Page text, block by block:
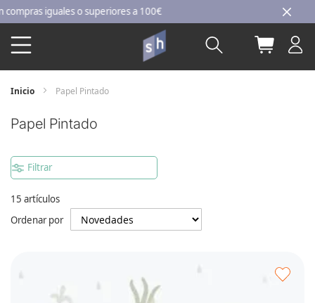
Ir
al
contenido
o superiores a 100€
Buscar Mi
Inicio Papel Pintado
Papel Pintado
Filtrar
15 artículos
Ordenar por